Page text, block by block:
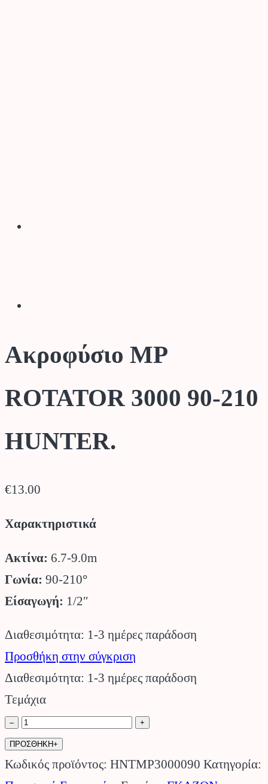
Ακροφύσιο MP
ROTATOR 3000 90-210
HUNTER.
€13.00
Χαρακτηριστικά
Ακτίνα: 6.7-9.0m
Γωνία: 90-210°
Είσαγωγή: 1/2″
Διαθεσιμότητα: 1-3 ημέρες παράδοση
Προσθήκη στην σύγκριση
Διαθεσιμότητα: 1-3 ημέρες παράδοση
Τεμάχια
–
Ακροφύσιο
MP
ROTATOR
+
ΠΡΟΣΘΗΚΗ+
Κωδικός προϊόντος: HNTMP3000090 Κατηγορία: